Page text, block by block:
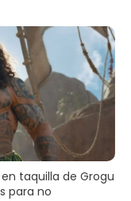
taquilla de Grogu
para no